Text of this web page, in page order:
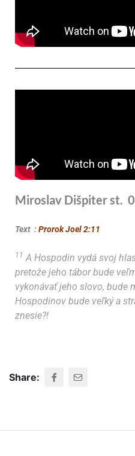
Miroslav Dišpiter st.
Text :Prorok Joel 2:11
11 A Hospodin vydá svoj
pretože jeho tábor bude
vykonávať jeho slovo, bude
Hospodinov bude veľký a
znesie?!
Share: